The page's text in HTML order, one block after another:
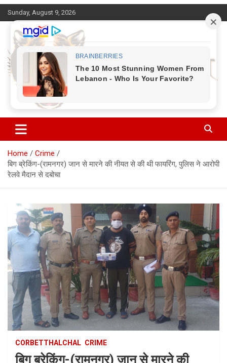
Skip
to
content
Sunday, August 9, 2026
Corbett Halchal (कॉर्बेट हलचल)
Home
Crime
बिग ब्रेकिंग-(रामनगर) जान से मारने की नीयत से की थी फायरिंग, पुलिस ने आरोपी
रेलवे मैदान से दबोचा
CORBETTHALCHAL CRIME
बिग ब्रेकिंग-(रामनगर) जान से मारने की